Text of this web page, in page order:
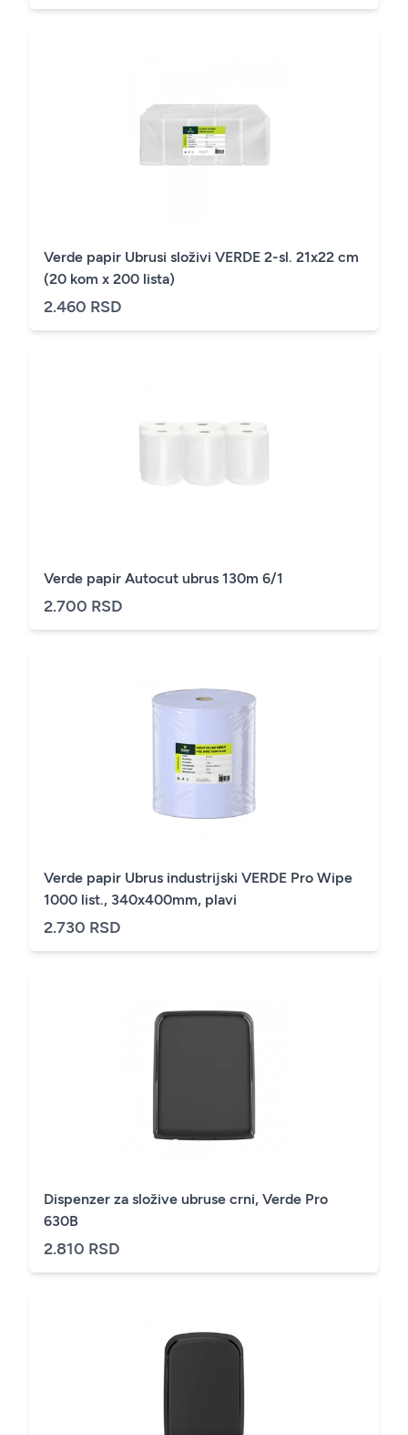
Verde papir Ubrusi složivi VERDE 2-sl. 21x22 cm
(20 kom x 200 lista)
2.460 RSD
Verde papir Autocut ubrus 130m 6/1
2.700 RSD
Verde papir Ubrus industrijski VERDE Pro Wipe
1000 list., 340x400mm, plavi
2.730 RSD
Dispenzer za složive ubruse crni, Verde Pro
630B
2.810 RSD